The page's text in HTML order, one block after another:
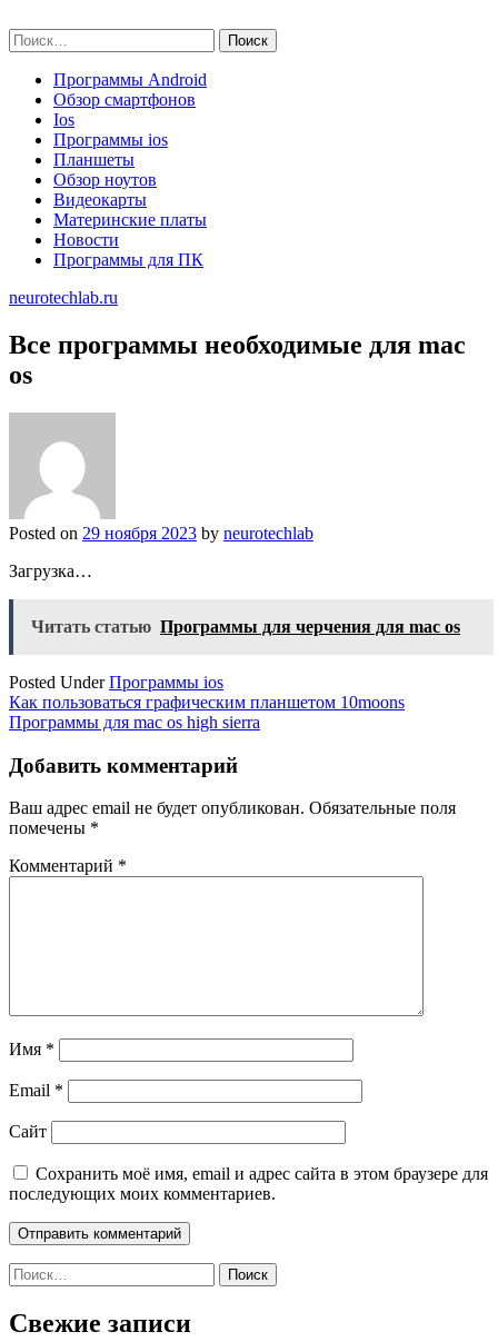
to
content
Найти:
Программы Android
Обзор смартфонов
Ios
Программы ios
Планшеты
Обзор ноутов
Видеокарты
Материнские платы
Новости
Программы для ПК
neurotechlab.ru
Все программы необходимые для mac
os
Posted on 29 ноября 2023 by neurotechlab
Загрузка…
Читать статью Программы для черчения для mac os
Posted UnderПрограммы ios
Навигация
по
записям
Как пользоваться графическим планшетом 10moons
Программы для mac os high sierra
Добавить комментарий
Ваш адрес email не будет опубликован. Обязательные поля
помечены *
Комментарий *
Имя *
Email *
Сайт
Сохранить моё имя, email и адрес сайта в этом браузере для
последующих моих комментариев.
Найти:
Свежие записи